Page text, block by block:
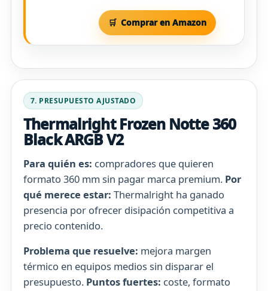
Comprar en Amazon
7. PRESUPUESTO AJUSTADO
Thermalright Frozen Notte 360
Black ARGB V2
Para quién es: compradores que quieren
formato 360 mm sin pagar marca premium. Por
qué merece estar: Thermalright ha ganado
presencia por ofrecer disipación competitiva a
precio contenido.
Problema que resuelve: mejora margen
térmico en equipos medios sin disparar el
presupuesto. Puntos fuertes: coste, formato